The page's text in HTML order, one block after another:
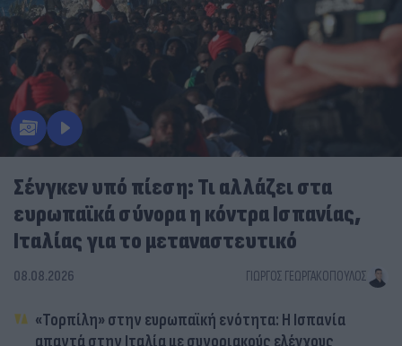
Σένγκεν υπό πίεση: Τι αλλάζει στα
ευρωπαϊκά σύνορα η κόντρα Ισπανίας,
Ιταλίας για το μεταναστευτικό
08.08.2026 ΓΙΏΡΓΟΣ ΓΕΩΡΓΑΚΌΠΟΥΛΟΣ
«Τορπίλη» στην ευρωπαϊκή ενότητα: Η Ισπανία
απαντά στην Ιταλία με συνοριακούς ελέγχους